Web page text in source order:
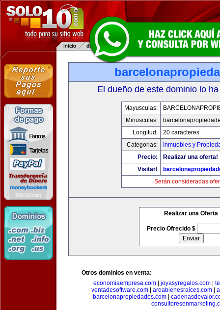
El dueño de este dominio lo
Mayusculas:
Minusculas:
Longitud:
20 caracteres
Categorias:
Inmuebles y
Precio:
Realizar una oferta!
Visitar!
Serán consideradas
Realizar una Oferta
Precio Ofrecido $
Otros dominios en venta:
economiaempresa.com
joyasyregalos.com
ventadesoftware.com| areabienesraices.com|
barcelonapropiedades.com|